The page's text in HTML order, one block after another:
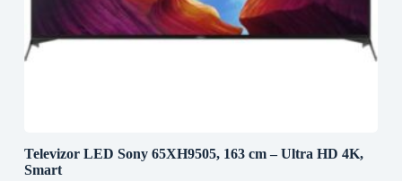
Televizor LED Sony 65XH9505, 163 cm – Ultra HD 4K,
Smart